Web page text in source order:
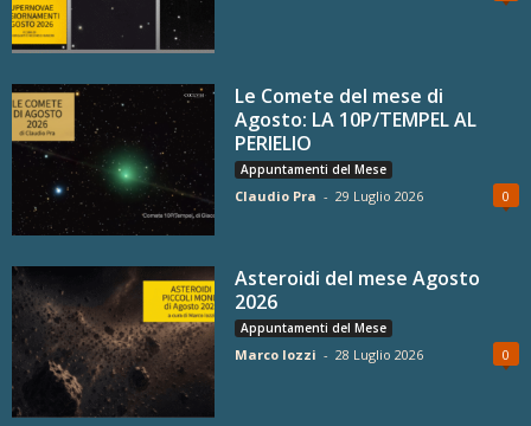
Le Comete del mese di
Agosto: LA 10P/TEMPEL AL
PERIELIO
Appuntamenti del Mese
Claudio Pra - 29 Luglio 2026 0
Asteroidi del mese Agosto
2026
Appuntamenti del Mese
Marco Iozzi - 28 Luglio 2026 0